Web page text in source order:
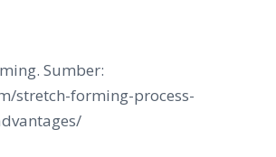
Sumber:
stretch-forming-process-